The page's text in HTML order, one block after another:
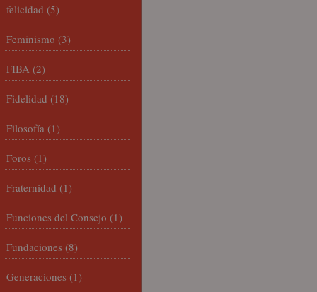
felicidad (5)
Feminismo (3)
FIBA (2)
Fidelidad (18)
Filosofía (1)
Foros (1)
Fraternidad (1)
Funciones del Consejo (1)
Fundaciones (8)
Generaciones (1)